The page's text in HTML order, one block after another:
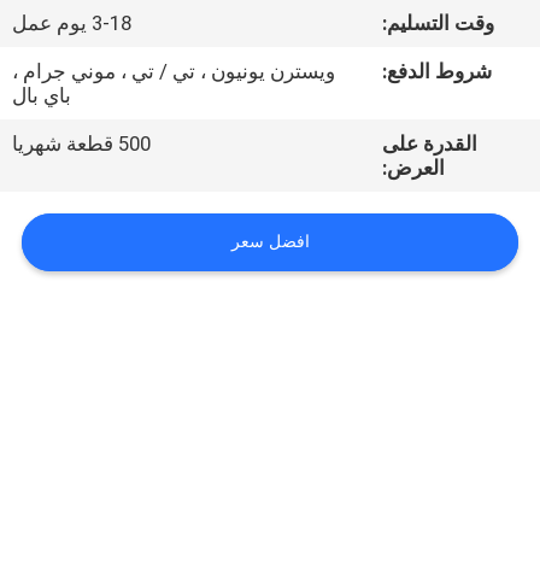
المعمل
الجودة
اتصل
بنا
وقت التسليم:
3-18 يوم عمل
شروط الدفع:
ويسترن يونيون ، تي / تي ، موني جرام ،
باي بال
القدرة على
العرض:
500 قطعة شهريا
افضل سعر